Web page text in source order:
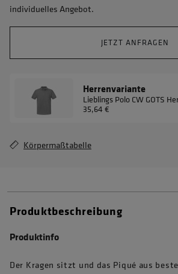
individuelles Angebot.
JETZT ANFRAGEN
Herrenvariante
Lieblings Polo CW GOTS
35,64 €
Körpermaßtabelle
Produktbeschreibung
Produktinfo
Der Kragen sitzt und das Piqué aus